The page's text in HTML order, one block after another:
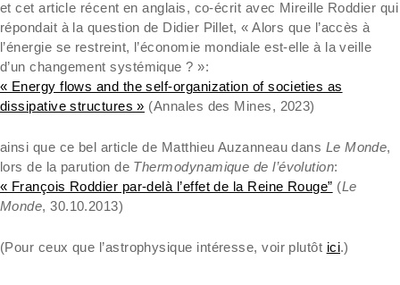
et cet article récent en anglais, co-écrit avec Mireille Roddier qui
répondait à la question de Didier Pillet, « Alors que l’accès à
l’énergie se restreint, l’économie mondiale est-elle à la veille
d’un changement systémique ? »:
« Energy flows and the self-organization of societies as
dissipative structures » (Annales des Mines, 2023)
ainsi que ce bel article de Matthieu Auzanneau dans Le Monde,
lors de la parution de Thermodynamique de l’évolution:
« François Roddier par-delà l’effet de la Reine Rouge” (Le
Monde, 30.10.2013)
(Pour ceux que l’astrophysique intéresse, voir plutôt ici.)